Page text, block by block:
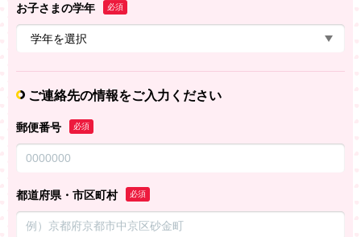
お子さまの学年 必須
ご連絡先の情報をご入力ください
郵便番号 必須
都道府県・市区町村 必須